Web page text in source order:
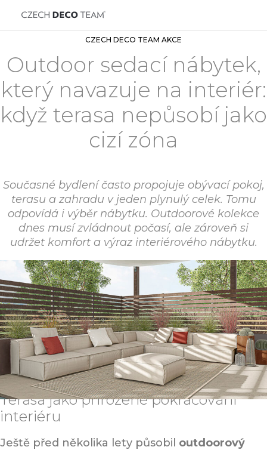
CZECH DECO TEAM AKCE
Outdoor sedací nábytek,
který navazuje na interiér:
když terasa nepůsobí jako
cizí zóna
Současné bydlení často propojuje obývací pokoj,
terasu a zahradu v jeden plynulý celek. Tomu
odpovídá i výběr nábytku. Outdoorové kolekce
dnes musí zvládnout počasí, ale zároveň si
udržet komfort a výraz interiérového nábytku.
Terasa jako přirozené pokračování
interiéru
Ještě před několika lety působil outdoorový